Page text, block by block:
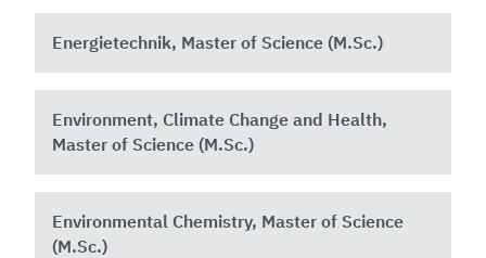
Energietechnik, Master of Science (M.Sc.)
Environment, Climate Change and Health,
Master of Science (M.Sc.)
Environmental Chemistry, Master of Science
(M.Sc.)